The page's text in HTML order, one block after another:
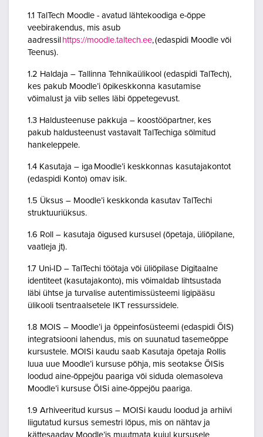
1.1 TalTech Moodle - avatud lähtekoodiga e-õppe
veebirakendus, mis asub
aadressil https://moodle.taltech.ee, (edaspidi Moodle või
Teenus).
1.2 Haldaja – Tallinna Tehnikaülikool (edaspidi TalTech),
kes pakub Moodle’i õpikeskkonna kasutamise
võimalust ja viib selles läbi õppetegevust.
1.3 Haldusteenuse pakkuja – koostööpartner, kes
pakub haldusteenust vastavalt TalTechiga sõlmitud
hankeleppele.
1.4 Kasutaja – iga Moodle’i keskkonnas kasutajakontot
(edaspidi Konto) omav isik.
1.5 Üksus – Moodle’i keskkonda kasutav TalTechi
struktuuriüksus.
1.6 Roll – kasutaja õigused kursusel (õpetaja, üliõpilane,
vaatleja jt).
1.7 Uni-ID – TalTechi töötaja või üliõpilase Digitaalne
identiteet (kasutajakonto), mis võimaldab lihtsustada
läbi ühtse ja turvalise autentimissüsteemi ligipääsu
ülikooli tsentraalsetele IKT ressurssidele.
1.8 MOIS – Moodle’i ja õppeinfosüsteemi (edaspidi ÕIS)
integratsiooni lahendus, mis on suunatud tasemeõppe
kursustele. MOISi kaudu saab Kasutaja õpetaja Rollis
luua uue Moodle’i kursuse põhja, mis seotakse ÕISis
loodud aine-õppejõu paariga või siduda olemasoleva
Moodle’i kursuse ÕISi aine-õppejõu paariga.
1.9 Arhiveeritud kursus – MOISi kaudu loodud ja arhiivi
liigutatud kursus semestri lõpus, mis on nähtav ja
kättesaadav Moodle’is muutmata kujul kursusele